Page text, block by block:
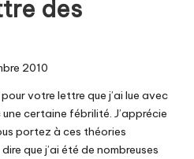
des
2010
votre lettre que j’ai lue avec
certaine fébrilité. J’apprécie
portez à ces théories
que j’ai été de nombreuses